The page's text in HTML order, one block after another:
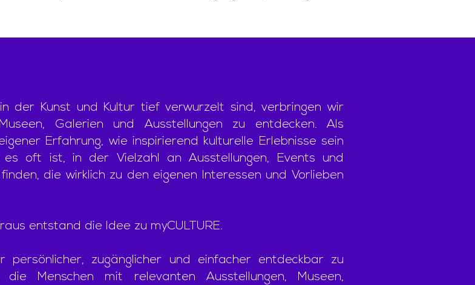
der Kunst und Kultur tief verwurzelt sind, verbringen wir
Galerien und Ausstellungen zu entdecken. Als
Erfahrung, wie inspirierend kulturelle Erlebnisse sein
oft ist, in der Vielzahl an Ausstellungen, Events und
die wirklich zu den eigenen Interessen und Vorlieben
entstand die Idee zu myCULTURE.
persönlicher, zugänglicher und einfacher entdeckbar zu
Menschen mit relevanten Ausstellungen, Museen,